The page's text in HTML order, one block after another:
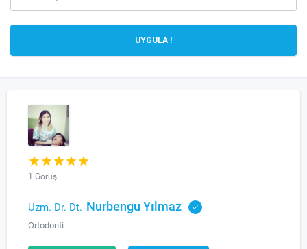
UYGULA !
1 Görüş
Uzm. Dr. Dt. Nurbengu Yılmaz
Ortodonti